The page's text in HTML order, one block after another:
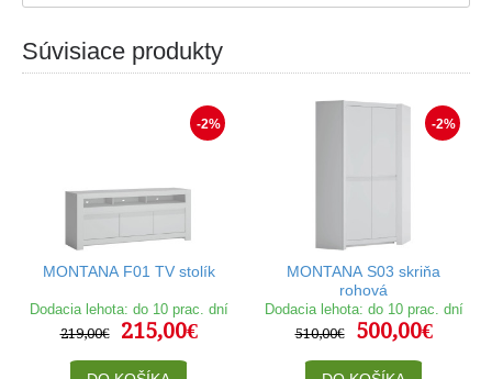
Súvisiace produkty
-2%
MONTANA F01 TV stolík
Dodacia lehota: do 10 prac. dní
219,00€
215,00€
-2%
MONTANA S03 skriňa
rohová
Dodacia lehota: do 10 prac. dní
510,00€
500,00€